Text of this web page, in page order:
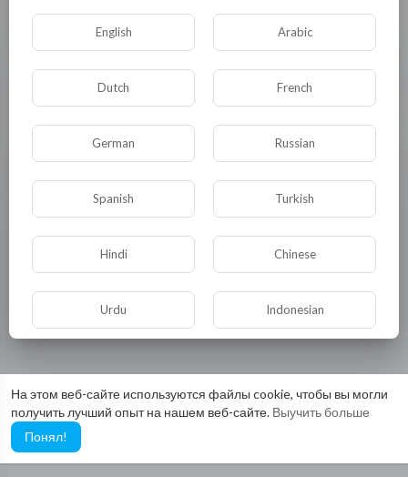
На этом веб-сайте используются файлы cookie, чтобы вы могли
получить лучший опыт на нашем веб-сайте. Выучить больше
Понял!
Видео не найдено пока!
English Arabic
Dutch French
German Russian
Spanish Turkish
Hindi Chinese
Urdu Indonesian
Bengali Japanese